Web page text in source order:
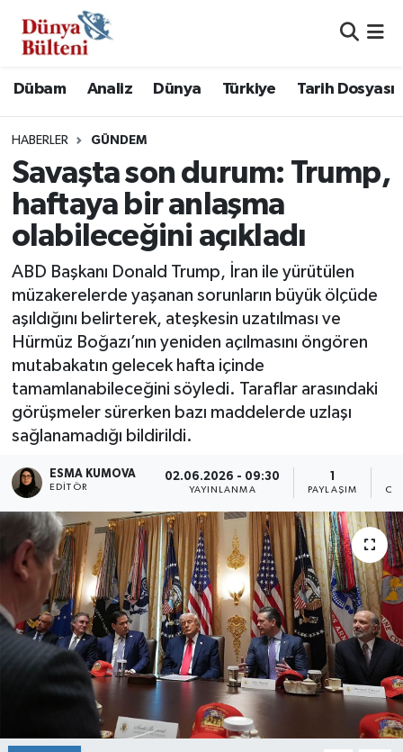
Dübam Analiz Dünya Türkiye Tarih Dosyası
HABERLER GÜNDEM
Savaşta son durum: Trump,
haftaya bir anlaşma
olabileceğini açıkladı
ABD Başkanı Donald Trump, İran ile yürütülen
müzakerelerde yaşanan sorunların büyük ölçüde
aşıldığını belirterek, ateşkesin uzatılması ve
Hürmüz Boğazı’nın yeniden açılmasını öngören
mutabakatın gelecek hafta içinde
tamamlanabileceğini söyledi. Taraflar arasındaki
görüşmeler sürerken bazı maddelerde uzlaşı
sağlanamadığı bildirildi.
ESMA KUMOVA
EDITÖR
02.06.2026 - 09:30
YAYINLANMA
1
PAYLAŞIM
Hava Durumu
Namaz Vakitleri
Trafik Durumu
Süper Lig Puan Durumu ve Fikstür
Tüm Manşetler
Son Dakika Haberleri
Haber Arşivi